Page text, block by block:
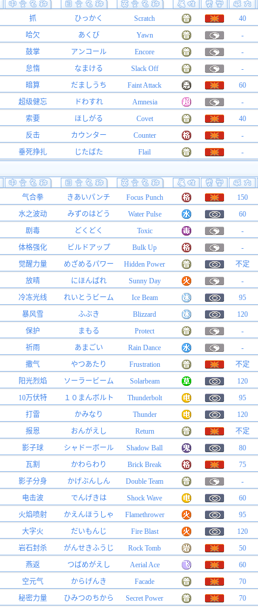
抓 ひっかく Scratch 40
哈欠 あくび Yawn -
鼓掌 アンコール Encore -
怠惰 なまける Slack Off -
暗算 だましうち Faint Attack 60
超级健忘 ドわすれ Amnesia -
索要 ほしがる Covet 40
反击 カウンター Counter -
垂死挣扎 じたばた Flail -
气合拳 きあいパンチ Focus Punch 150
水之波动 みずのはどう Water Pulse 60
剧毒 どくどく Toxic -
体格强化 ビルドアップ Bulk Up -
觉醒力量 めざめるパワー Hidden Power 不定
放晴 にほんばれ Sunny Day -
冷冻光线 れいとうビーム Ice Beam 95
暴风雪 ふぶき Blizzard 120
保护 まもる Protect -
祈雨 あまごい Rain Dance -
撒气 やつあたり Frustration 不定
阳光烈焰 ソーラービーム Solarbeam 120
10万伏特 １０まんボルト Thunderbolt 95
打雷 かみなり Thunder 120
报恩 おんがえし Return 不定
影子球 シャドーボール Shadow Ball 80
瓦割 かわらわり Brick Break 75
影子分身 かげぶんしん Double Team -
电击波 でんげきは Shock Wave 60
火焰喷射 かえんほうしゃ Flamethrower 95
大字火 だいもんじ Fire Blast 120
岩石封杀 がんせきふうじ Rock Tomb 50
燕返 つばめがえし Aerial Ace 60
空元气 からげんき Facade 70
秘密力量 ひみつのちから Secret Power 70